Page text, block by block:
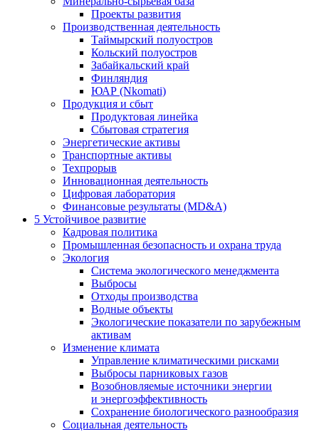
Проекты развития
Производственная деятельность
Таймырский полуостров
Кольский полуостров
Забайкальский край
Финляндия
ЮАР (Nkomati)
Продукция и сбыт
Продуктовая линейка
Сбытовая стратегия
Энергетические активы
Транспортные активы
Техпрорыв
Инновационная деятельность
Цифровая лаборатория
Финансовые результаты (MD&A)
5 Устойчивое развитие
Кадровая политика
Промышленная безопасность и охрана труда
Экология
Система экологического менеджмента
Выбросы
Отходы производства
Водные объекты
Экологические показатели по зарубежным
активам
Изменение климата
Управление климатическими рисками
Выбросы парниковых газов
Возобновляемые источники энергии
и энергоэффективность
Сохранение биологического разнообразия
Социальная деятельность